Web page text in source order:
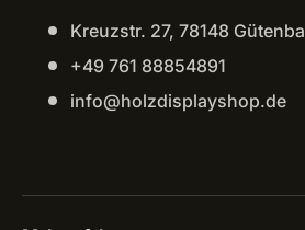
Kreuzstr. 27, 78148
+49 761 88854891
info@holzdisplayshop.de